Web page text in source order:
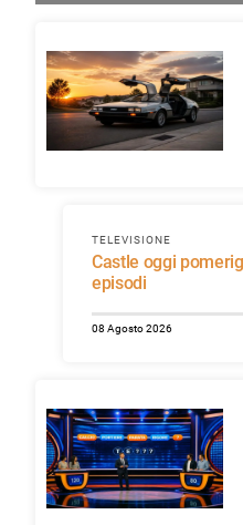
TELEVISIONE
Castle oggi pomeriggio Rai 4 8 agosto
episodi
08 Agosto 2026